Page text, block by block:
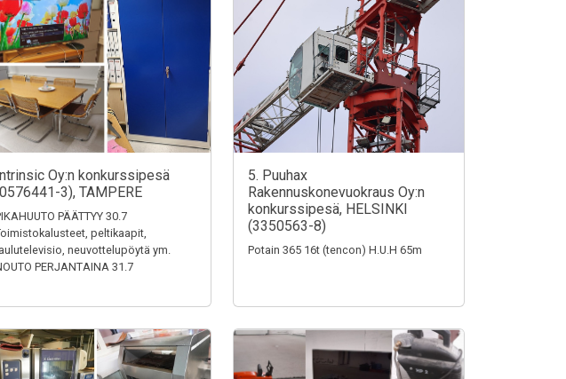
Oy:n konkurssipesä
3), TAMPERE
PÄÄTTYY 30.7
peltikaapit,
neuvottelupöytä ym.
PERJANTAINA 31.7
5. Puuhax
Rakennuskonevuokraus Oy:n
konkurssipesä, HELSINKI
(3350563-8)
Potain 365 16t (tencon) H.U.H 65m